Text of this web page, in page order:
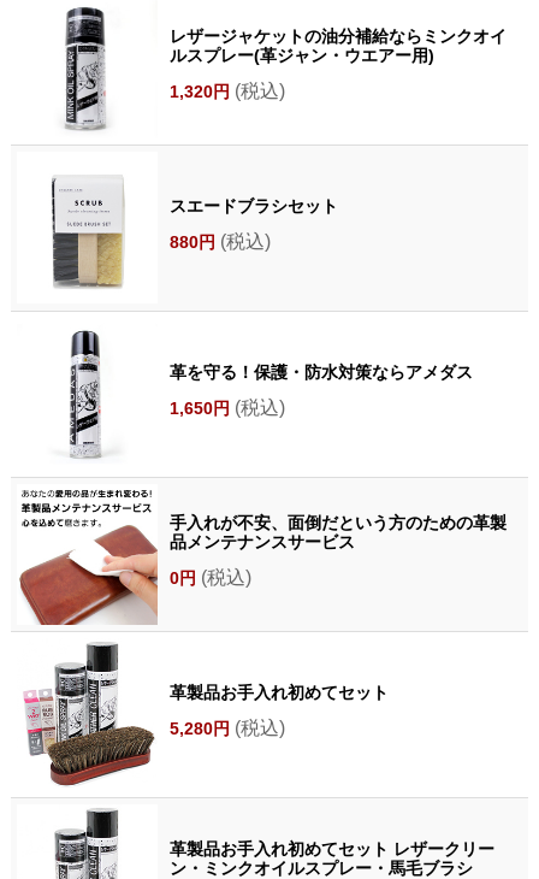
レザージャケットの油分補給ならミンクオイ
ルスプレー(革ジャン・ウエアー用)
1,320円 (税込)
スエードブラシセット
880円 (税込)
革を守る！保護・防水対策ならアメダス
1,650円 (税込)
手入れが不安、面倒だという方のための革製
品メンテナンスサービス
0円 (税込)
革製品お手入れ初めてセット
5,280円 (税込)
革製品お手入れ初めてセット レザークリー
ン・ミンクオイルスプレー・馬毛ブラシ